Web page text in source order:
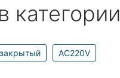
категории
AC220V